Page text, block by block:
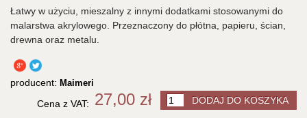
Łatwy w użyciu, mieszalny z innymi dodatkami stosowanymi do
malarstwa akrylowego. Przeznaczony do płótna, papieru, ścian,
drewna oraz metalu.
producent: Maimeri
27,00 zł
Cena z VAT: